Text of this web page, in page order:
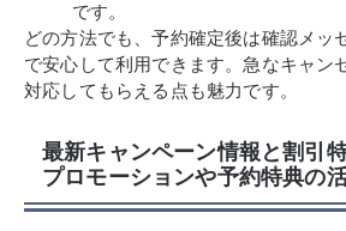
です。
どの方法でも、予約確定後は確認メッ
で安心して利用できます。急なキャン
対応してもらえる点も魅力です。
最新キャンペーン情報と割引
プロモーションや予約特典の